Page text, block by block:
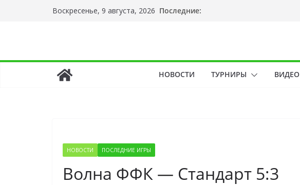
Воскресенье, 9 августа, 2026 Последние:
НОВОСТИ ТУРНИРЫ ВИДЕО
НОВОСТИ ПОСЛЕДНИЕ ИГРЫ
Волна ФФК — Стандарт 5:3